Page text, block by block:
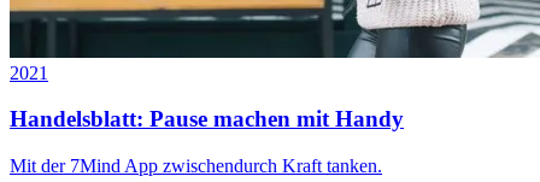
2021
Handelsblatt: Pause machen mit Handy
Mit der 7Mind App zwischendurch Kraft tanken.